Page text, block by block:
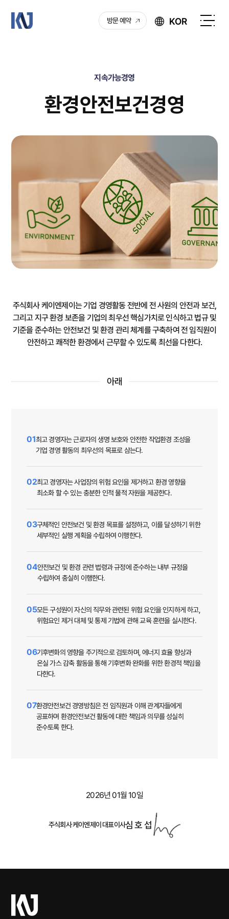
케
이
방문 예약 KOR
지속가능경영
환경안전보건경영
주식회사 케이엔제이는 기업 경영활동 전반에 전 사원의 안전과 보건,
그리고 지구 환경 보존을 기업의 최우선 핵심가치로 인식하고법규 및
기준을 준수하는 안전보건 및 환경 관리 체계를 구축하여 전 임직원이
안전하고 쾌적한 환경에서 근무할 수 있도록 최선을 다한다.
아래
01최고 경영자는 근로자의 생명 보호와 안전한 작업환경 조성을
기업 경영 활동의 최우선의 목표로 삼는다.
02최고 경영자는 사업장의 위험 요인을 제거하고 환경 영향을
최소화 할 수 있는 충분한 인적 물적 자원을 제공한다.
03구체적인 안전보건 및 환경 목표를 설정하고, 이를 달성하기 위한
세부적인 실행 계획을 수립하여 이행한다.
04안전보건 및 환경 관련 법령과 규정에 준수하는 내부 규정을
수립하여 충실히 이행한다.
05모든 구성원이 자신의 직무와 관련된 위험 요인을 인지하게 하고,
위험요인 제거 대체 및 통제 기법에 관해 교육 훈련을 실시한다.
06기후변화의 영향을 주기적으로 검토하며, 에너지 효율 향상과
온실 가스 감축 활동을 통해 기후변화 완화를 위한 환경적 책임을
다한다.
07환경안전보건 경영방침은 전 임직원과 이해 관계자들에게
공표하며 환경안전보건 활동에 대한 책임과 의무를 성실히
준수토록 한다.
2026년 01월 10일
주식회사 케이엔제이 대표이사심 호 섭
케
이